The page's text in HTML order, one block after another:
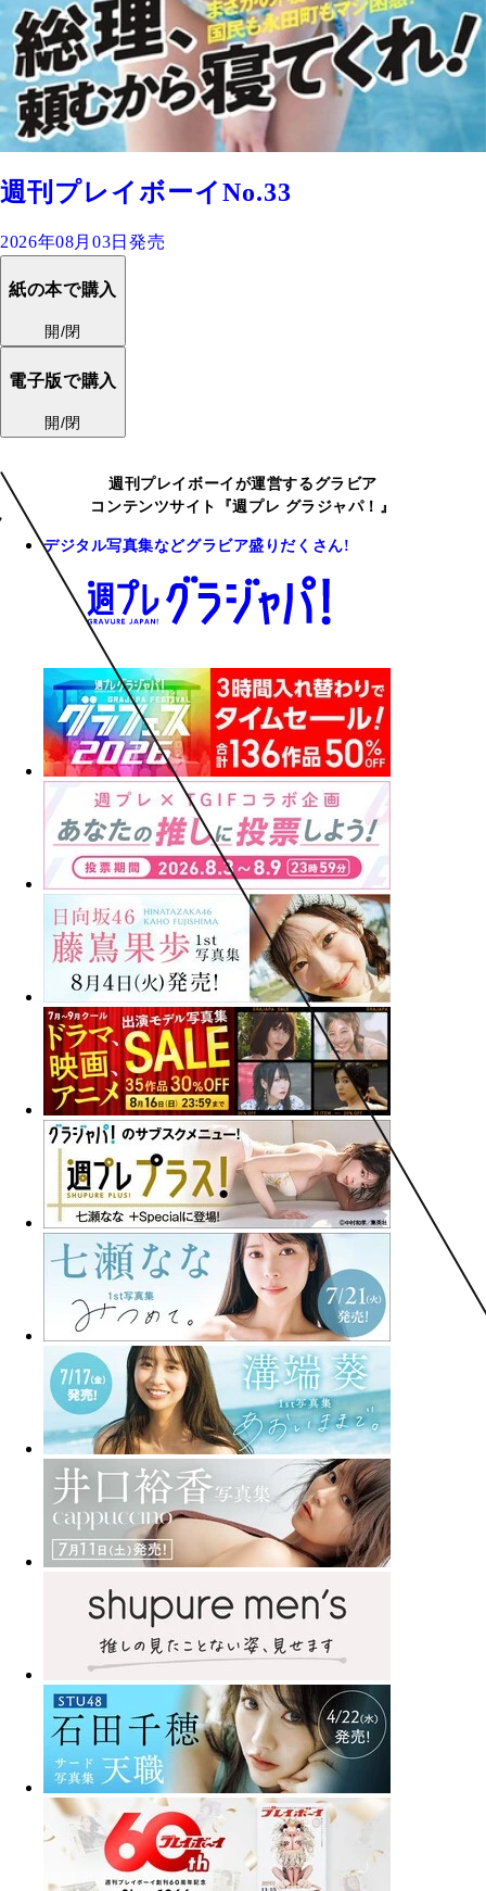
週刊プレイボーイNo.33
2026年08月03日発売
紙の本で購入
開/閉
電子版で購入
開/閉
週刊プレイボーイが運営するグラビア
コンテンツサイト『週プレ グラジャパ！』
デジタル写真集などグラビア盛りだくさん!